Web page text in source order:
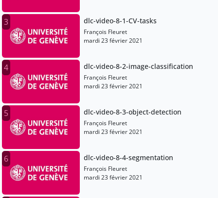
3 dlc-video-8-1-CV-tasks
François Fleuret
mardi 23 février 2021
4 dlc-video-8-2-image-classification
François Fleuret
mardi 23 février 2021
5 dlc-video-8-3-object-detection
François Fleuret
mardi 23 février 2021
6 dlc-video-8-4-segmentation
François Fleuret
mardi 23 février 2021